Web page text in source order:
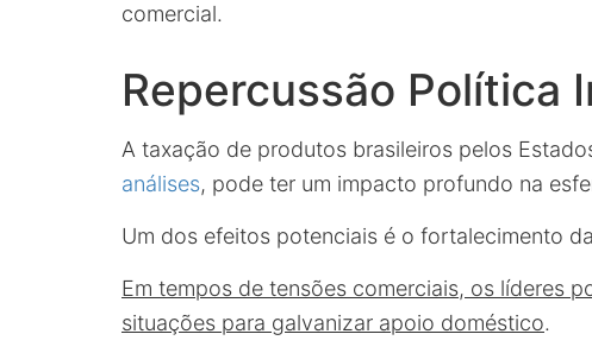
comercial.
Repercussão Política
A taxação de produtos brasileiros pelos
análises, pode ter um impacto profundo na
Um dos efeitos potenciais é o fortalecimento
Em tempos de tensões comerciais, os líderes
situações para galvanizar apoio doméstico.